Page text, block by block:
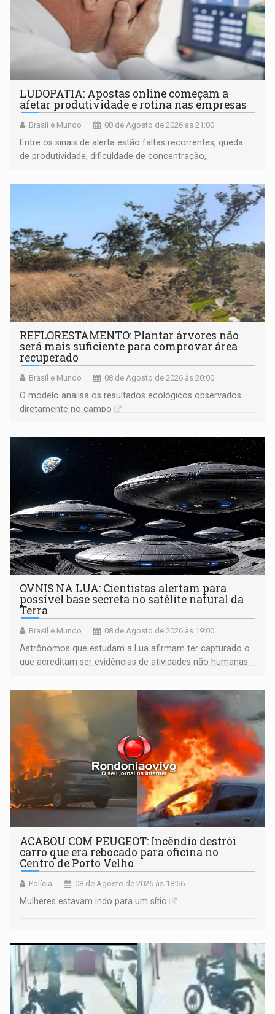
LUDOPATIA: Apostas online começam a
afetar produtividade e rotina nas empresas
Brasil e Mundo 08 de Agosto de 2026 às 21:00
Entre os sinais de alerta estão faltas recorrentes, queda
de produtividade, dificuldade de concentração,
REFLORESTAMENTO: Plantar árvores não
será mais suficiente para comprovar área
recuperado
Brasil e Mundo 08 de Agosto de 2026 às 20:00
O modelo analisa os resultados ecológicos observados
diretamente no campo
OVNIS NA LUA: Cientistas alertam para
possível base secreta no satélite natural da
Terra
Brasil e Mundo 08 de Agosto de 2026 às 19:00
Astrônomos que estudam a Lua afirmam ter capturado o
que acreditam ser evidências de atividades não humanas
órbita
ACABOU COM PEUGEOT: Incêndio destrói
carro que era rebocado para oficina no
Centro de Porto Velho
Polícia 08 de Agosto de 2026 às 18:56
Mulheres estavam indo para um sítio